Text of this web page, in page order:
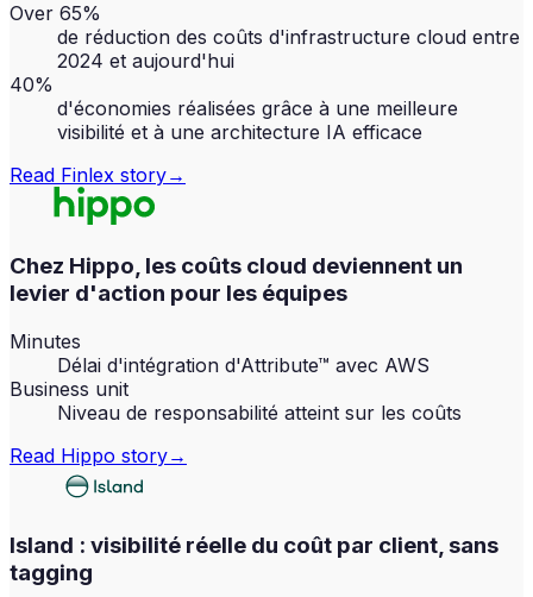
Over 65%
de réduction des coûts d'infrastructure cloud entre
2024 et aujourd'hui
40%
d'économies réalisées grâce à une meilleure
visibilité et à une architecture IA efficace
Read Finlex story→
Chez Hippo, les coûts cloud deviennent un
levier d'action pour les équipes
Minutes
Délai d'intégration d'Attribute™ avec AWS
Business unit
Niveau de responsabilité atteint sur les coûts
Read Hippo story→
Island : visibilité réelle du coût par client, sans
tagging